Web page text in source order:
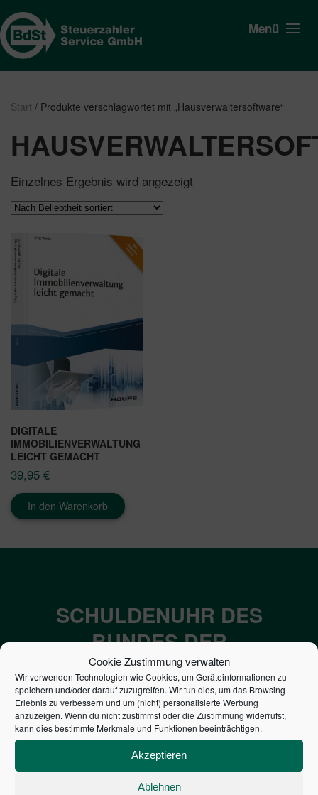
Cookie Zustimmung verwalten
Wir verwenden Technologien wie Cookies, um Geräteinformationen zu
speichern und/oder darauf zuzugreifen. Wir tun dies, um das Browsing-
Erlebnis zu verbessern und um (nicht) personalisierte Werbung
anzuzeigen. Wenn du nicht zustimmst oder die Zustimmung widerrufst,
kann dies bestimmte Merkmale und Funktionen beeinträchtigen.
Akzeptieren
Ablehnen
Menü
Start / Produkte verschlagwortet mit „Hausverwaltersoftware“
Einzelnes Ergebnis wird angezeigt
DIGITALE
IMMOBILIENVERWALTUNG
LEICHT GEMACHT
39,95 €
In den Warenkorb
SCHULDENUHR DES
BUNDES DER
STEUERZAHLER
7,052€
NEUVERSCHULDUNG
PRO SEKUNDE